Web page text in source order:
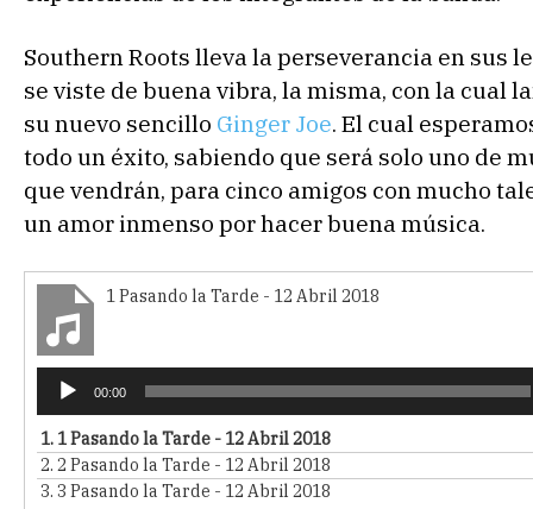
Southern Roots lleva la perseverancia en sus
se viste de buena vibra, la misma, con la cual
su nuevo sencillo Ginger Joe. El cual
todo un éxito, sabiendo que será solo uno de
que vendrán, para cinco amigos con mucho
un amor inmenso por hacer buena música.
1 Pasando la Tarde - 12 Abril 2018
p
r
o
d
00:00
1. 1 Pasando la Tarde - 12 Abril 2018
2. 2 Pasando la Tarde - 12 Abril 2018
3. 3 Pasando la Tarde - 12 Abril 2018